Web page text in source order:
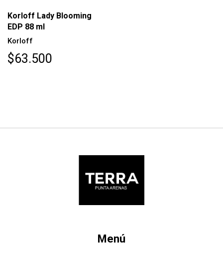
Korloff Lady Blooming
EDP 88 ml
Korloff
$63.500
Menú